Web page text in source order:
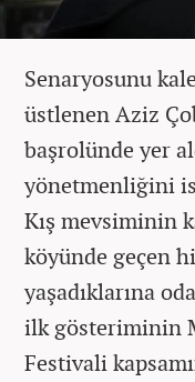
Senaryosunu
üstlenen Aziz
başrolünde yer
yönetmenliğini
Kış mevsiminin
köyünde geçen
yaşadıklarına
ilk gösteriminin
Festivali